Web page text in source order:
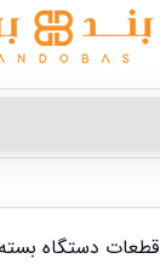
قطعات دستگاه